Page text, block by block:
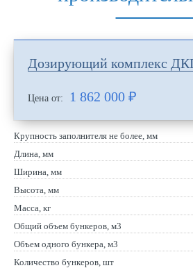
Дозирующий комплекс
Цена от: 1 862 000 ₽
Крупность заполнителя не более, мм
Длина, мм
Ширина, мм
Высота, мм
Масса, кг
Общий объем бункеров, м3
Объем одного бункера, м3
Количество бункеров, шт